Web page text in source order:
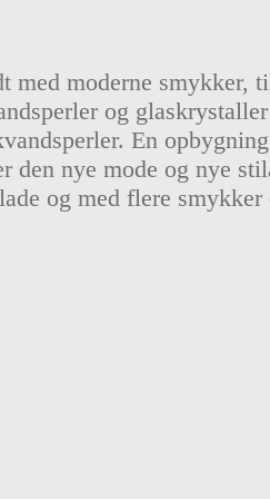
moderne smykker,
og
En
nye mode og nye
og med flere